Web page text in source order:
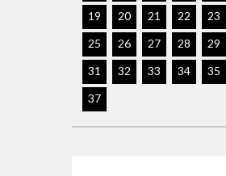
19
20 21 22 23
25
26 27 28 29
31
32 33 34 35
37